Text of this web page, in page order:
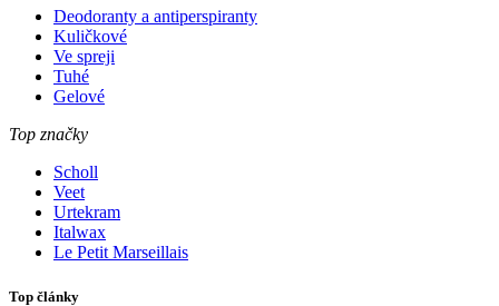
Deodoranty a antiperspiranty
Kuličkové
Ve spreji
Tuhé
Gelové
Top značky
Scholl
Veet
Urtekram
Italwax
Le Petit Marseillais
Top články